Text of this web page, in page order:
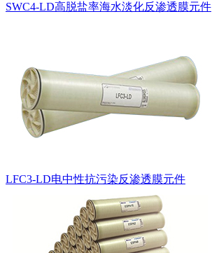
SWC4-LD高脱盐率海水淡化反渗透膜元件
LFC3-LD电中性抗污染反渗透膜元件